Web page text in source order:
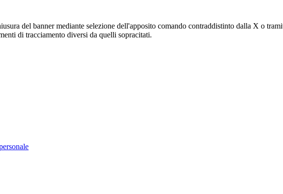
del banner mediante selezione dell'apposito comando contraddistinto dalla X o
di tracciamento diversi da quelli sopracitati.